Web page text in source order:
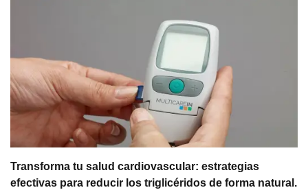
Transforma tu salud cardiovascular: estrategias
efectivas para reducir los triglicéridos de forma natural.